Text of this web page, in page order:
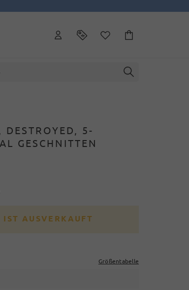
5-
GESCHNITTEN
IST AUSVERKAUFT
Größentabelle